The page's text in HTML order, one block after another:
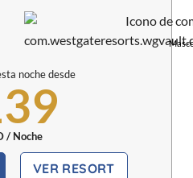
noche desde
/ Noche
VER RESORT